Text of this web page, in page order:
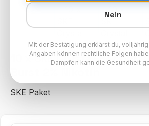
10 x SKE Crystal Bar 600
Burst 2% Nikotin
SKE Paket
Nein
Mit der Bestätigung erklärst du,
Angaben können rechtliche Folgen
Dampfen kann die Gesundheit